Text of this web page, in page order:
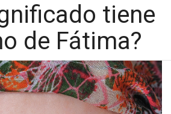
tiene
de Fátima?